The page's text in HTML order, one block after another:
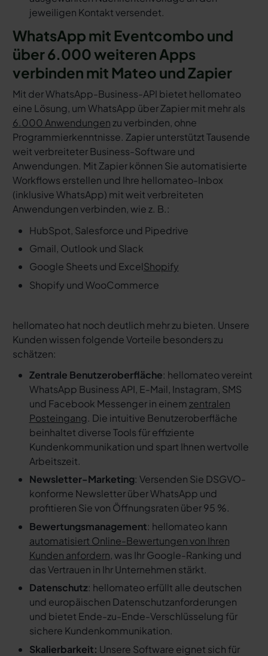
jeweiligen Kontakt versendet.
WhatsApp mit Eventcombo und
über 6.000 weiteren Apps
verbinden mit Mateo und Zapier
Mit der WhatsApp-Business-API bietet hellomateo
eine Lösung, um WhatsApp über Zapier mit mehr als
6.000 Anwendungenzu verbinden, ohne
Programmierkenntnisse. Zapier unterstützt Tausende
weit verbreiteter Business-Software und
Anwendungen. Mit Zapier können Sie automatisierte
Workflows erstellen und Ihre hellomateo-Inbox
(inklusive WhatsApp) mit weit verbreiteten
Anwendungen verbinden, wie z. B.:
HubSpot, Salesforce und Pipedrive
Gmail, Outlook und Slack
Google Sheets und ExcelShopify
Shopify und WooCommerce
hellomateo hat noch deutlich mehr zu bieten. Unsere
Kunden wissen folgende Vorteile besonders zu
schätzen:
Zentrale Benutzeroberfläche: hellomateo vereint
WhatsApp Business API, E-Mail, Instagram, SMS
und Facebook Messenger in einem zentralen
Posteingang. Die intuitive Benutzeroberfläche
beinhaltet diverse Tools für effiziente
Kundenkommunikation und spart Ihnen wertvolle
Arbeitszeit.
Newsletter-Marketing: Versenden Sie DSGVO-
konforme Newsletter über WhatsApp und
profitieren Sie von Öffnungsraten über 95 %.
Bewertungsmanagement: hellomateo kann
automatisiert Online-Bewertungen von Ihren
Kunden anfordern, was Ihr Google-Ranking und
das Vertrauen in Ihr Unternehmen stärkt.
Datenschutz: hellomateo erfüllt alle deutschen
und europäischen Datenschutzanforderungen
und bietet Ende-zu-Ende-Verschlüsselung für
sichere Kundenkommunikation.
Skalierbarkeit: Unsere Software eignet sich für